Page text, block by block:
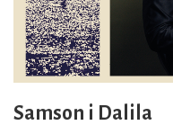
konsekwentnie badają
także ogólnie
Podczas tegorocznej
Orkiestra
artystycznego
Samson i Dalila